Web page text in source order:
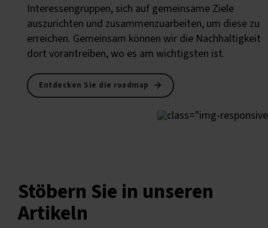
Interessengruppen, sich auf gemeinsame Ziele
auszurichten und zusammenzuarbeiten, um diese zu
erreichen. Gemeinsam können wir die Nachhaltigkeit
dort vorantreiben, wo es am wichtigsten ist.
Entdecken Sie die roadmap
Stöbern Sie in unseren
Artikeln